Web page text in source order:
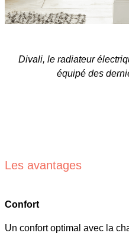
Divali, le radiateur
équipé des
Les avantages
Confort
Un confort optimal avec la